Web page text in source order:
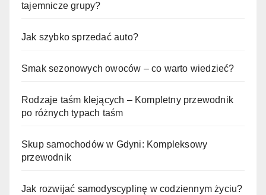
tajemnicze grupy?
Jak szybko sprzedać auto?
Smak sezonowych owoców – co warto wiedzieć?
Rodzaje taśm klejących – Kompletny przewodnik
po różnych typach taśm
Skup samochodów w Gdyni: Kompleksowy
przewodnik
Jak rozwijać samodyscyplinę w codziennym życiu?